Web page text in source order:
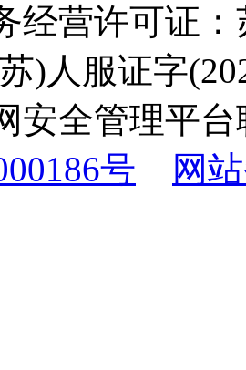
经营许可证
)人服证字
安全管理平
号
网